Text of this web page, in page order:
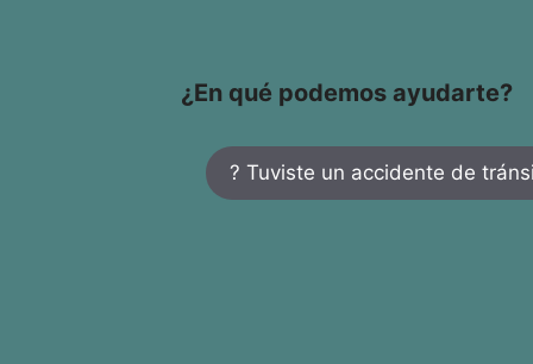
¿En qué podemos ayudarte?
? Tuviste un accidente de